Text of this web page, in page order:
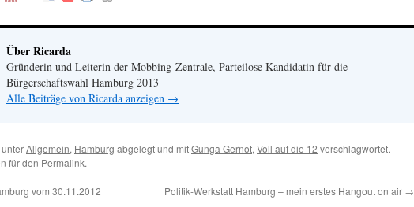
Über Ricarda
Gründerin und Leiterin der Mobbing-Zentrale, Parteilose Kandidatin für die
Bürgerschaftswahl Hamburg 2013
Alle Beiträge von Ricarda anzeigen →
Allgemein, Hamburg abgelegt und mitGunga Gernot, Voll auf die 12 verschlagwortet.
für den Permalink.
vom 30.11.2012 Politik-Werkstatt Hamburg – mein erstes Hangout on air →